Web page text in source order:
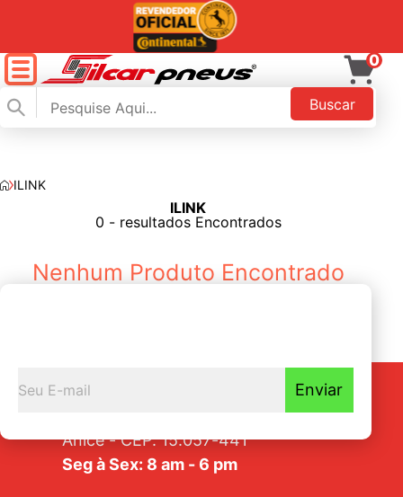
Buscar
0
ILINK
ILINK
0 - resultados Encontrados
Nenhum Produto Encontrado
Enviar
Av. Tarraf, 2570/2580 - Jardim
Anice - CEP: 15.057-441
Seg à Sex: 8 am - 6 pm